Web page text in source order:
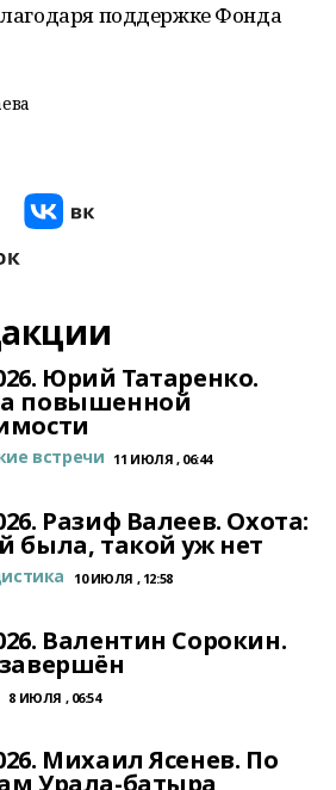
поддержке Фонда
Юрий Татаренко.
повышенной
встречи 11 ИЮЛЯ , 06:44
Разиф Валеев. Охота:
была, такой уж нет
10 ИЮЛЯ , 12:58
Валентин Сорокин.
8 ИЮЛЯ , 06:54
Михаил Ясенев. По
Урала-батыра